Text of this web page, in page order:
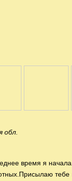
обл.
время я
тебе